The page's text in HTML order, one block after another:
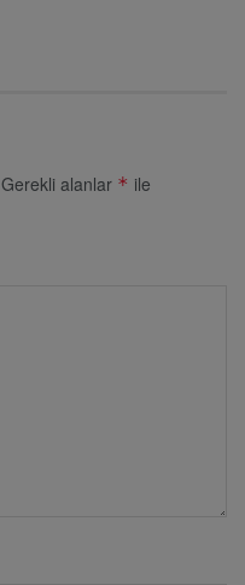
Gerekli alanlar * ile